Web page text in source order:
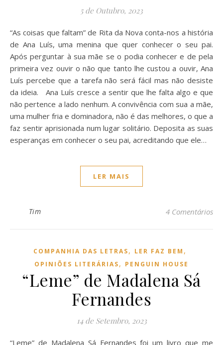
5 de Outubro, 2023
“As coisas que faltam” de Rita da Nova conta-nos a história
de Ana Luís, uma menina que quer conhecer o seu pai.
Após perguntar à sua mãe se o podia conhecer e de pela
primeira vez ouvir o não que tanto lhe custou a ouvir, Ana
Luís percebe que a tarefa não será fácil mas não desiste
da ideia. Ana Luís cresce a sentir que lhe falta algo e que
não pertence a lado nenhum. A convivência com sua a mãe,
uma mulher fria e dominadora, não é das melhores, o que a
faz sentir aprisionada num lugar solitário. Deposita as suas
esperanças em conhecer o seu pai, acreditando que ele…
LER MAIS
Tim 4 Comentários
COMPANHIA DAS LETRAS, LER FAZ BEM ,
OPINIÕES LITERÁRIAS, PENGUIN HOUSE
“Leme” de Madalena Sá
Fernandes
14 de Setembro, 2023
“Leme” de Madalena Sá Fernandes foi um livro que me